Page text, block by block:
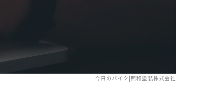
今日のバイク|照和塗装株式会社